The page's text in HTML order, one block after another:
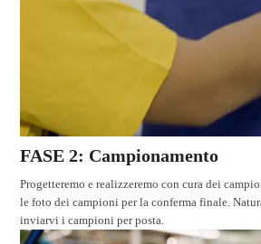
FASE 2: Campionamento
Progetteremo e realizzeremo con cura dei
le foto dei campioni per la conferma finale.
inviarvi i campioni per posta.